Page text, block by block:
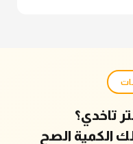
تاخدي؟
الكمية الصح